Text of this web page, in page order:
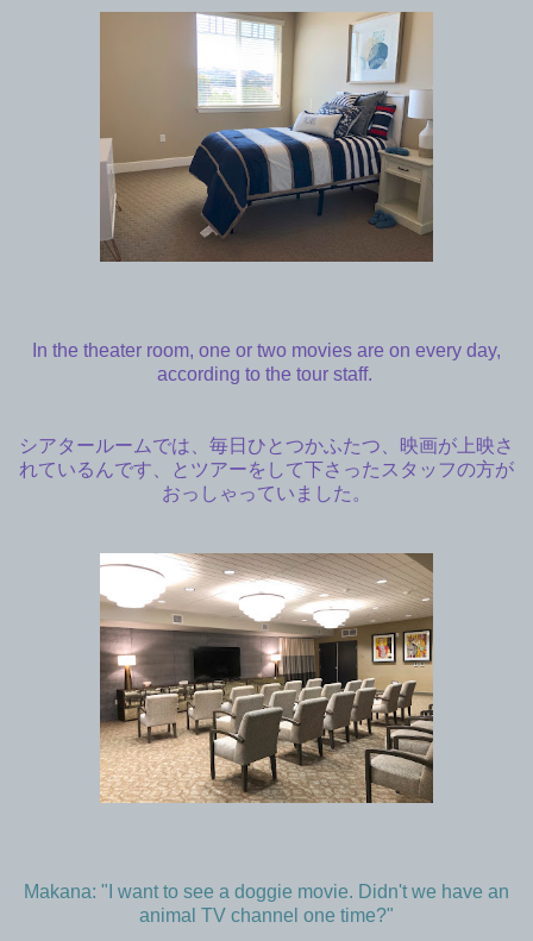
In the theater room, one or two movies are on every day,
according to the tour staff.
シアタールームでは、毎日ひとつかふたつ、映画が上映さ
れているんです、とツアーをして下さったスタッフの方が
おっしゃっていました。
Makana: "I want to see a doggie movie. Didn't we have an
animal TV channel one time?"